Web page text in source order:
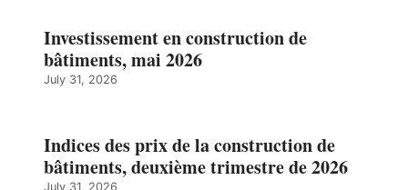
Investissement en construction de
bâtiments, mai 2026
July 31, 2026
Indices des prix de la construction de
bâtiments, deuxième trimestre de 2026
July 31, 2026